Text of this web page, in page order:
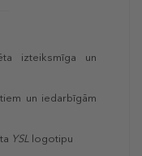
izteiksmīga un
un iedarbīgām
YSL logotipu